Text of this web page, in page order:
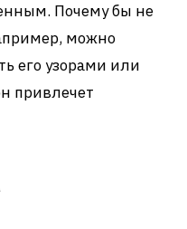
Почему бы не
можно
его узорами или
привлечет